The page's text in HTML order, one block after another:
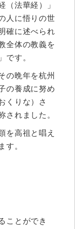
（法華経）」
人に悟りの世
確に述べられ
全体の教義を
です。
の晩年を杭州
の養成に努め
くりな）さ
されました。
を高祖と唱え
す。
ことができ